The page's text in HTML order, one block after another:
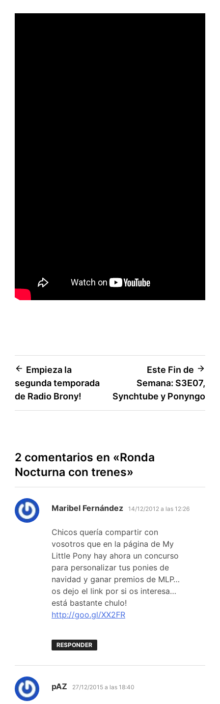
Navegación
de
entradas
Empieza la
segunda temporada
de Radio Brony!
Este Fin de
Semana: S3E07,
Synchtube y Ponyngo
2 comentarios en «Ronda
Nocturna con trenes»
Maribel Fernández dice:
14/12/2012 a las 12:26
Chicos quería compartir con
vosotros que en la página de My
Little Pony hay ahora un concurso
para personalizar tus ponies de
navidad y ganar premios de MLP…
os dejo el link por si os interesa…
está bastante chulo!
http://goo.gl/XX2FR
RESPONDER
pAZ dice:
27/12/2015 a las 18:40